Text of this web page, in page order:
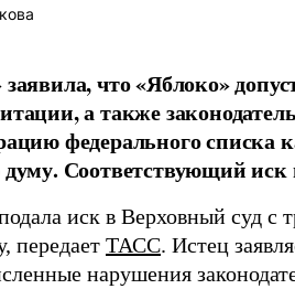
что «Яблоко»
а также
федерального списка
Соответствующий иск
иск в Верховный суд с
передает ТАСС. Истец
нарушения